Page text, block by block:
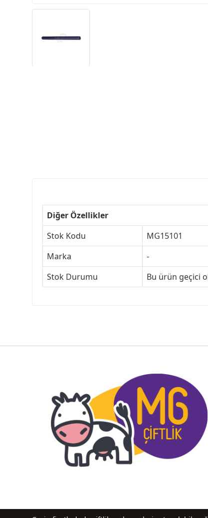
Diğer Özellikler
Stok Kodu
MG15101
Marka
-
Stok Durumu
Bu ürün geçici